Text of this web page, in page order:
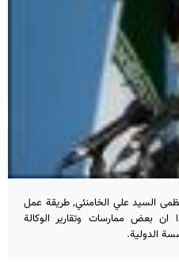
السيد علي الخامنئي, طريقة عمل
ان بعض ممارسات وتقارير الوكالة
الدولية.